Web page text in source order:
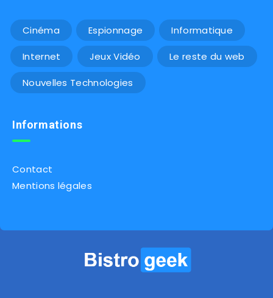
Cinéma Espionnage Informatique
Internet Jeux Vidéo Le reste du web
Nouvelles Technologies
Informations
Contact
Mentions légales